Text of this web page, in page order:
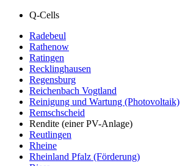
Q-Cells
Radebeul
Rathenow
Ratingen
Recklinghausen
Regensburg
Reichenbach Vogtland
Reinigung und Wartung (Photovoltaik)
Remschscheid
Rendite (einer PV-Anlage)
Reutlingen
Rheine
Rheinland Pfalz (Förderung)